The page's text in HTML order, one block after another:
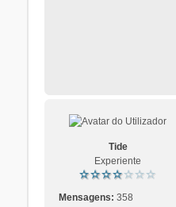
Tide
Experiente
Mensagens: 358